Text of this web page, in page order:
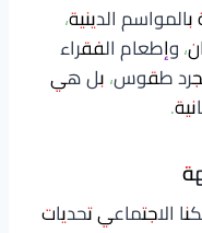
الدينية،
وإطعام الفقراء
طقوس، بل هي
الاجتماعي تحديات